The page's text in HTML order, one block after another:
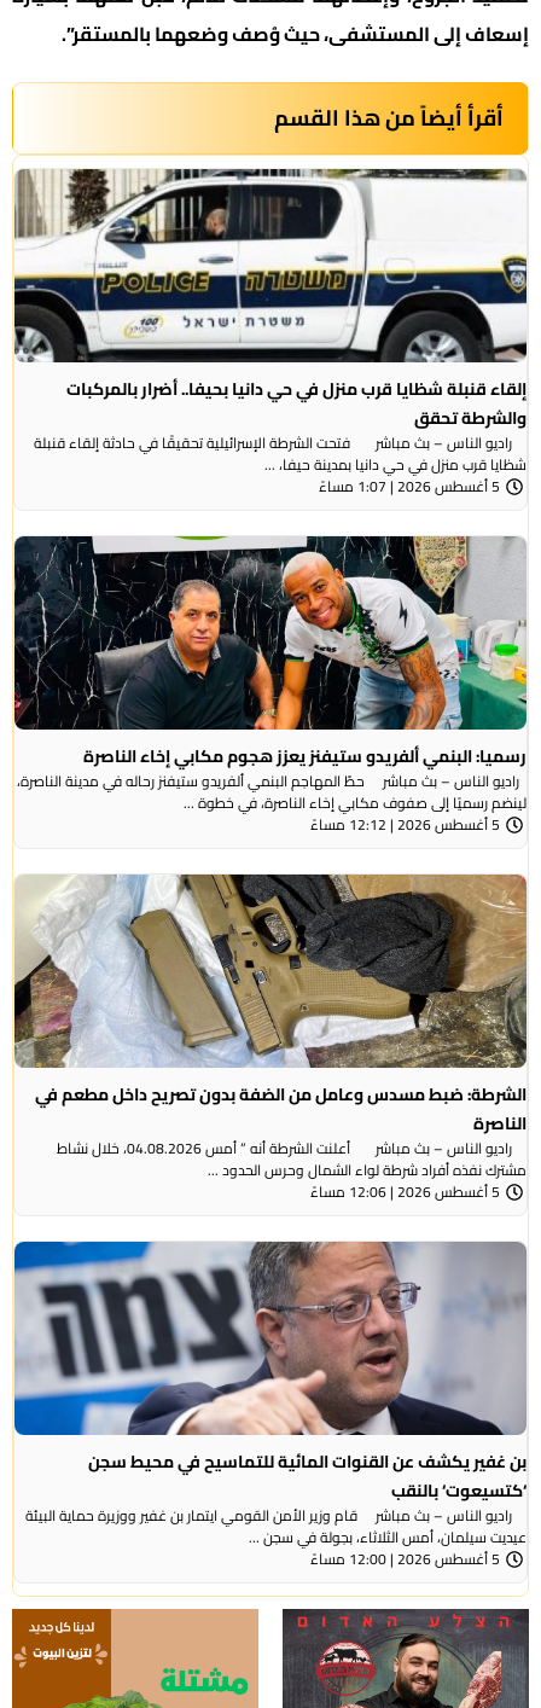
إسعاف إلى المستشفى، حيث وُصف وضعهما بالمستقر”.
أقرأ أيضاً من هذا القسم
إلقاء قنبلة شظايا قرب منزل في حي دانيا بحيفا.. أضرار بالمركبات
والشرطة تحقق
راديو الناس – بث مباشر فتحت الشرطة الإسرائيلية تحقيقًا في حادثة إلقاء قنبلة
شظايا قرب منزل في حي دانيا بمدينة حيفا، ...
5 أغسطس 2026 | 1:07 مساءً
رسميا: البنمي ألفريدو ستيفنز يعزز هجوم مكابي إخاء الناصرة
راديو الناس – بث مباشر حطّ المهاجم البنمي ألفريدو ستيفنز رحاله في مدينة الناصرة،
لينضم رسميًا إلى صفوف مكابي إخاء الناصرة، في خطوة ...
5 أغسطس 2026 | 12:12 مساءً
الشرطة: ضبط مسدس وعامل من الضفة بدون تصريح داخل مطعم في
الناصرة
راديو الناس – بث مباشر أعلنت الشرطة أنه ” أمس 04.08.2026، خلال نشاط
مشترك نفذه أفراد شرطة لواء الشمال وحرس الحدود ...
5 أغسطس 2026 | 12:06 مساءً
بن غفير يكشف عن القنوات المائية للتماسيح في محيط سجن
‘كتسيعوت‘ بالنقب
راديو الناس – بث مباشر قام وزير الأمن القومي ايتمار بن غفير ووزيرة حماية البيئة
عيديت سيلمان، أمس الثلاثاء، بجولة في سجن ...
5 أغسطس 2026 | 12:00 مساءً